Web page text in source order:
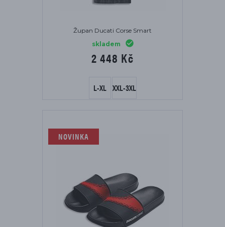
Župan Ducati Corse Smart
skladem
2 448 Kč
L-XL XXL-3XL
NOVINKA